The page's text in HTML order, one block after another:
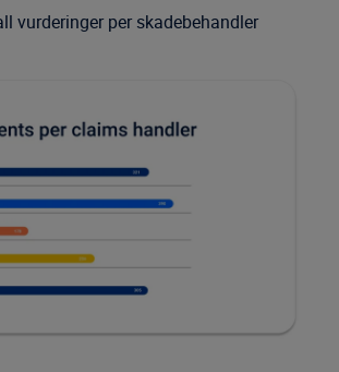
vurderinger per skadebehandler